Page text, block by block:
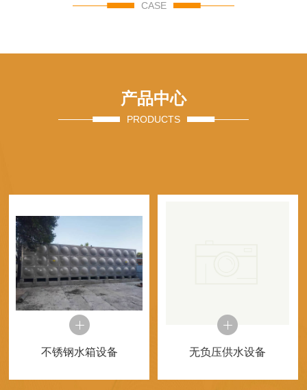
CASE
产品中心
PRODUCTS
不锈钢水箱设备 无负压供水设备